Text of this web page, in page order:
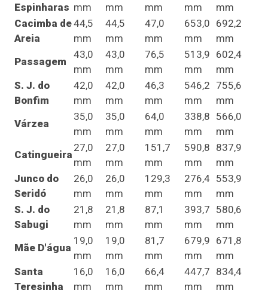
Espinharas mm
mm
mm
mm
mm
Cacimba de
Areia
44,5
mm
44,5
mm
47,0
mm
653,0
mm
692,2
mm
Passagem
43,0
mm
43,0
mm
76,5
mm
513,9
mm
602,4
mm
S. J. do
Bonfim
42,0
mm
42,0
mm
46,3
mm
546,2
mm
755,6
mm
Várzea
35,0
mm
35,0
mm
64,0
mm
338,8
mm
566,0
mm
Catingueira
27,0
mm
27,0
mm
151,7
mm
590,8
mm
837,9
mm
Junco do
Seridó
26,0
mm
26,0
mm
129,3
mm
276,4
mm
553,9
mm
S. J. do
Sabugi
21,8
mm
21,8
mm
87,1
mm
393,7
mm
580,6
mm
Mãe D'água
19,0
mm
19,0
mm
81,7
mm
679,9
mm
671,8
mm
Santa
Teresinha
16,0
mm
16,0
mm
66,4
mm
447,7
mm
834,4
mm